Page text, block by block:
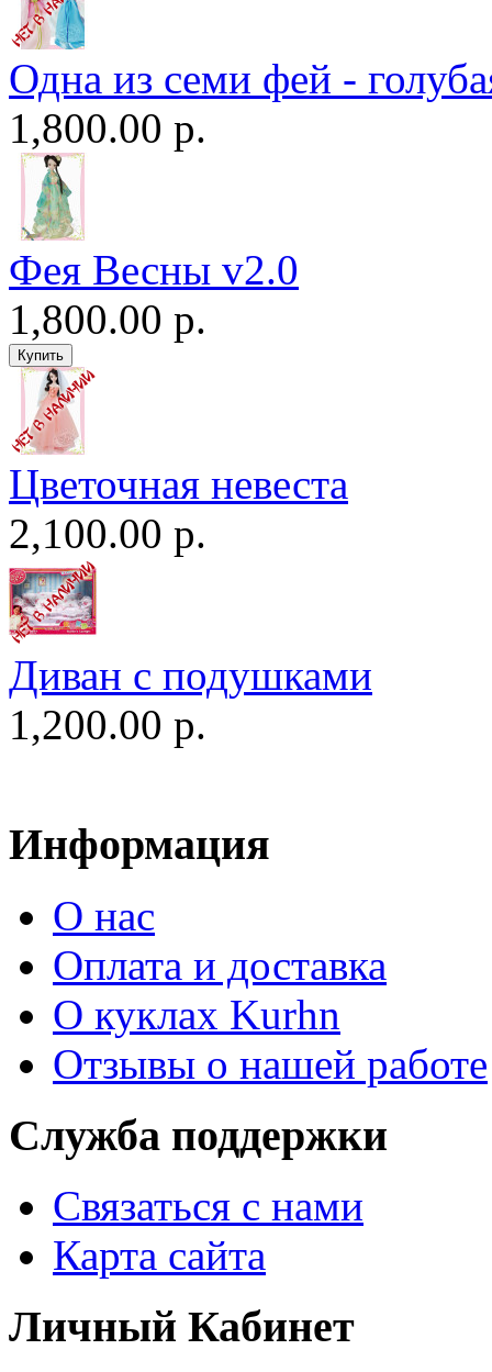
Одна из семи фей -
1,800.00 р.
Фея Весны v2.0
1,800.00 р.
Цветочная невеста
2,100.00 р.
Диван c подушками
1,200.00 р.
Информация
О нас
Оплата и доставка
О куклах Kurhn
Отзывы о нашей работе
Служба поддержки
Связаться с нами
Карта сайта
Личный Кабинет